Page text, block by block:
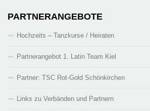
PARTNERANGEBOTE
Hochzeits – Tanzkurse / Heiraten
Partnerangebot 1. Latin Team Kiel
Partner: TSC Rot-Gold Schönkirchen
Links zu Verbänden und Partnern